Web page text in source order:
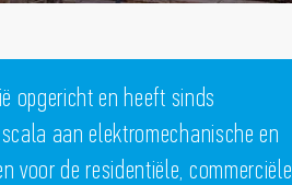
opgericht en heeft sinds
aan elektromechanische en
voor de residentiële, commerciële